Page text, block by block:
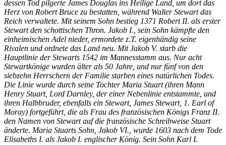
dessen Tod pilgerte James Douglas ins Heilige Land, um dort das
Herz von Robert Bruce zu bestatten, während Walter Stewart das
Reich verwaltete. Mit seinem Sohn bestieg 1371 Robert II. als erster
Stewart den schottischen Thron. Jakob I., sein Sohn kämpfte den
einheimischen Adel nieder, ermordete z.T. eigenhändig seine
Rivalen und ordnete das Land neu. Mit Jakob V. starb die
Hauptlinie der Stewarts 1542 im Mannesstamm aus. Nur acht
Stewartkönige wurden älter als 50 Jahre, und nur fünf von den
siebzehn Herrschern der Familie starben eines natürlichen Todes.
Die Linie wurde durch seine Tochter Maria Stuart (ihren Mann
Henry Stuart, Lord Darnley, der einer Nebenlinie entstammte, und
ihren Halbbruder, ebenfalls ein Stewart, James Stewart, 1. Earl of
Moray) fortgeführt, die als Frau des französischen Königs Franz II.
den Namen von Stewart auf die französische Schreibweise Stuart
änderte. Maria Stuarts Sohn, Jakob VI., wurde 1603 nach dem Tode
Elisabeths I. als Jakob I. englischer König. Sein Sohn Karl I.